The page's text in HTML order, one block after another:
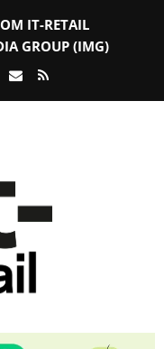
OM IT-RETAIL
GROUP (IMG)